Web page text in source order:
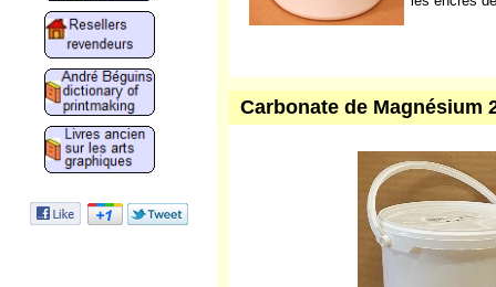
alternative